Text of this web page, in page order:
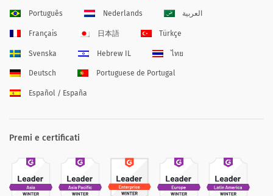
Português Nederlands العربية
Français 日本語 Türkçe
Svenska Hebrew IL ไทย
Deutsch Portuguese de Portugal
Español / España
Premi e certificati